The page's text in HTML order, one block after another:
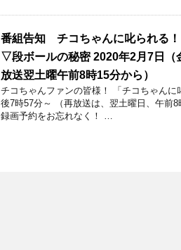
番組告知 チコちゃんに叱られる
▽段ボールの秘密 2020年2月7日（
放送翌土曜午前8時15分から）
チコちゃんファンの皆様！ 「チコちゃん
後7時57分～ （再放送は、翌土曜日、午前
録画予約をお忘れなく！ …